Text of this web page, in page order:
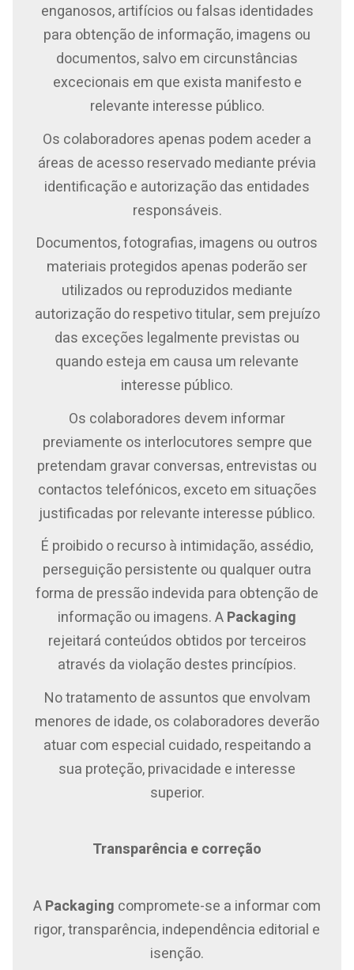
enganosos, artifícios ou falsas identidades
para obtenção de informação, imagens ou
documentos, salvo em circunstâncias
excecionais em que exista manifesto e
relevante interesse público.
Os colaboradores apenas podem aceder a
áreas de acesso reservado mediante prévia
identificação e autorização das entidades
responsáveis.
Documentos, fotografias, imagens ou outros
materiais protegidos apenas poderão ser
utilizados ou reproduzidos mediante
autorização do respetivo titular, sem prejuízo
das exceções legalmente previstas ou
quando esteja em causa um relevante
interesse público.
Os colaboradores devem informar
previamente os interlocutores sempre que
pretendam gravar conversas, entrevistas ou
contactos telefónicos, exceto em situações
justificadas por relevante interesse público.
É proibido o recurso à intimidação, assédio,
perseguição persistente ou qualquer outra
forma de pressão indevida para obtenção de
informação ou imagens. APackaging
rejeitará conteúdos obtidos por terceiros
através da violação destes princípios.
No tratamento de assuntos que envolvam
menores de idade, os colaboradores deverão
atuar com especial cuidado, respeitando a
sua proteção, privacidade e interesse
superior.
Transparência e correção
APackaging compromete-se a informar com
rigor, transparência, independência editorial e
isenção.